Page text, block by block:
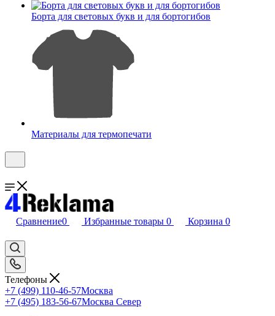
Борта для световых букв и для бортогибов
Материалы для термопечати
Сравнение0 Избранные товары 0 Корзина 0
Телефоны
+7 (499) 110-46-57Москва
+7 (495) 183-56-67Москва Север